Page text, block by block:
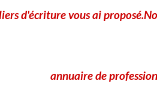
PartagerFacebook
X Email
Aucune note. Soyez le premier à
d'écriture vous ai
annuaire de